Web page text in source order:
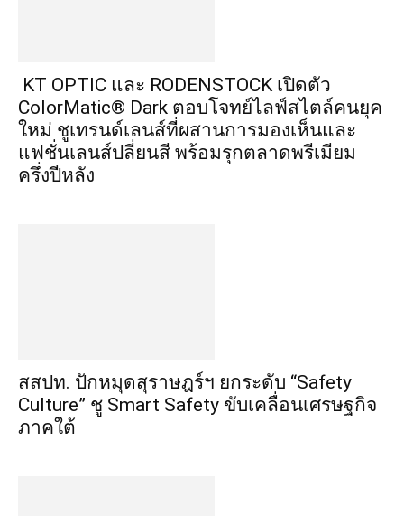
KT OPTIC และ RODENSTOCK เปิดตัว
ColorMatic® Dark ตอบโจทย์ไลฟ์สไตล์คนยุค
ใหม่ ชูเทรนด์เลนส์ที่ผสานการมองเห็นและ
แฟชั่นเลนส์ปลี่ยนสี พร้อมรุกตลาดพรีเมียม
ครึ่งปีหลัง
สสปท. ปักหมุดสุราษฎร์ฯ ยกระดับ “Safety
Culture” ชู Smart Safety ขับเคลื่อนเศรษฐกิจ
ภาคใต้